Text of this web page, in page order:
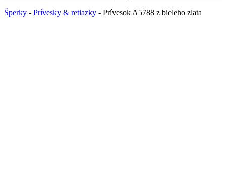
Šperky - Prívesky & retiazky - Prívesok A5788 z bieleho zlata